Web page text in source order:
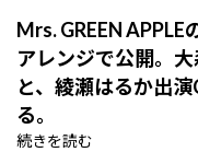
Mrs. GREEN
アレンジで公開。
と、綾瀬はるか出
る。
続きを読む